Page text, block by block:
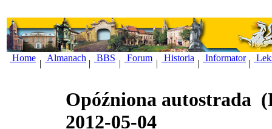
Home
|
Almanach
|
BBS
|
Forum
|
Historia
|
Informator
|
Opóźniona autostrada
2012-05-04